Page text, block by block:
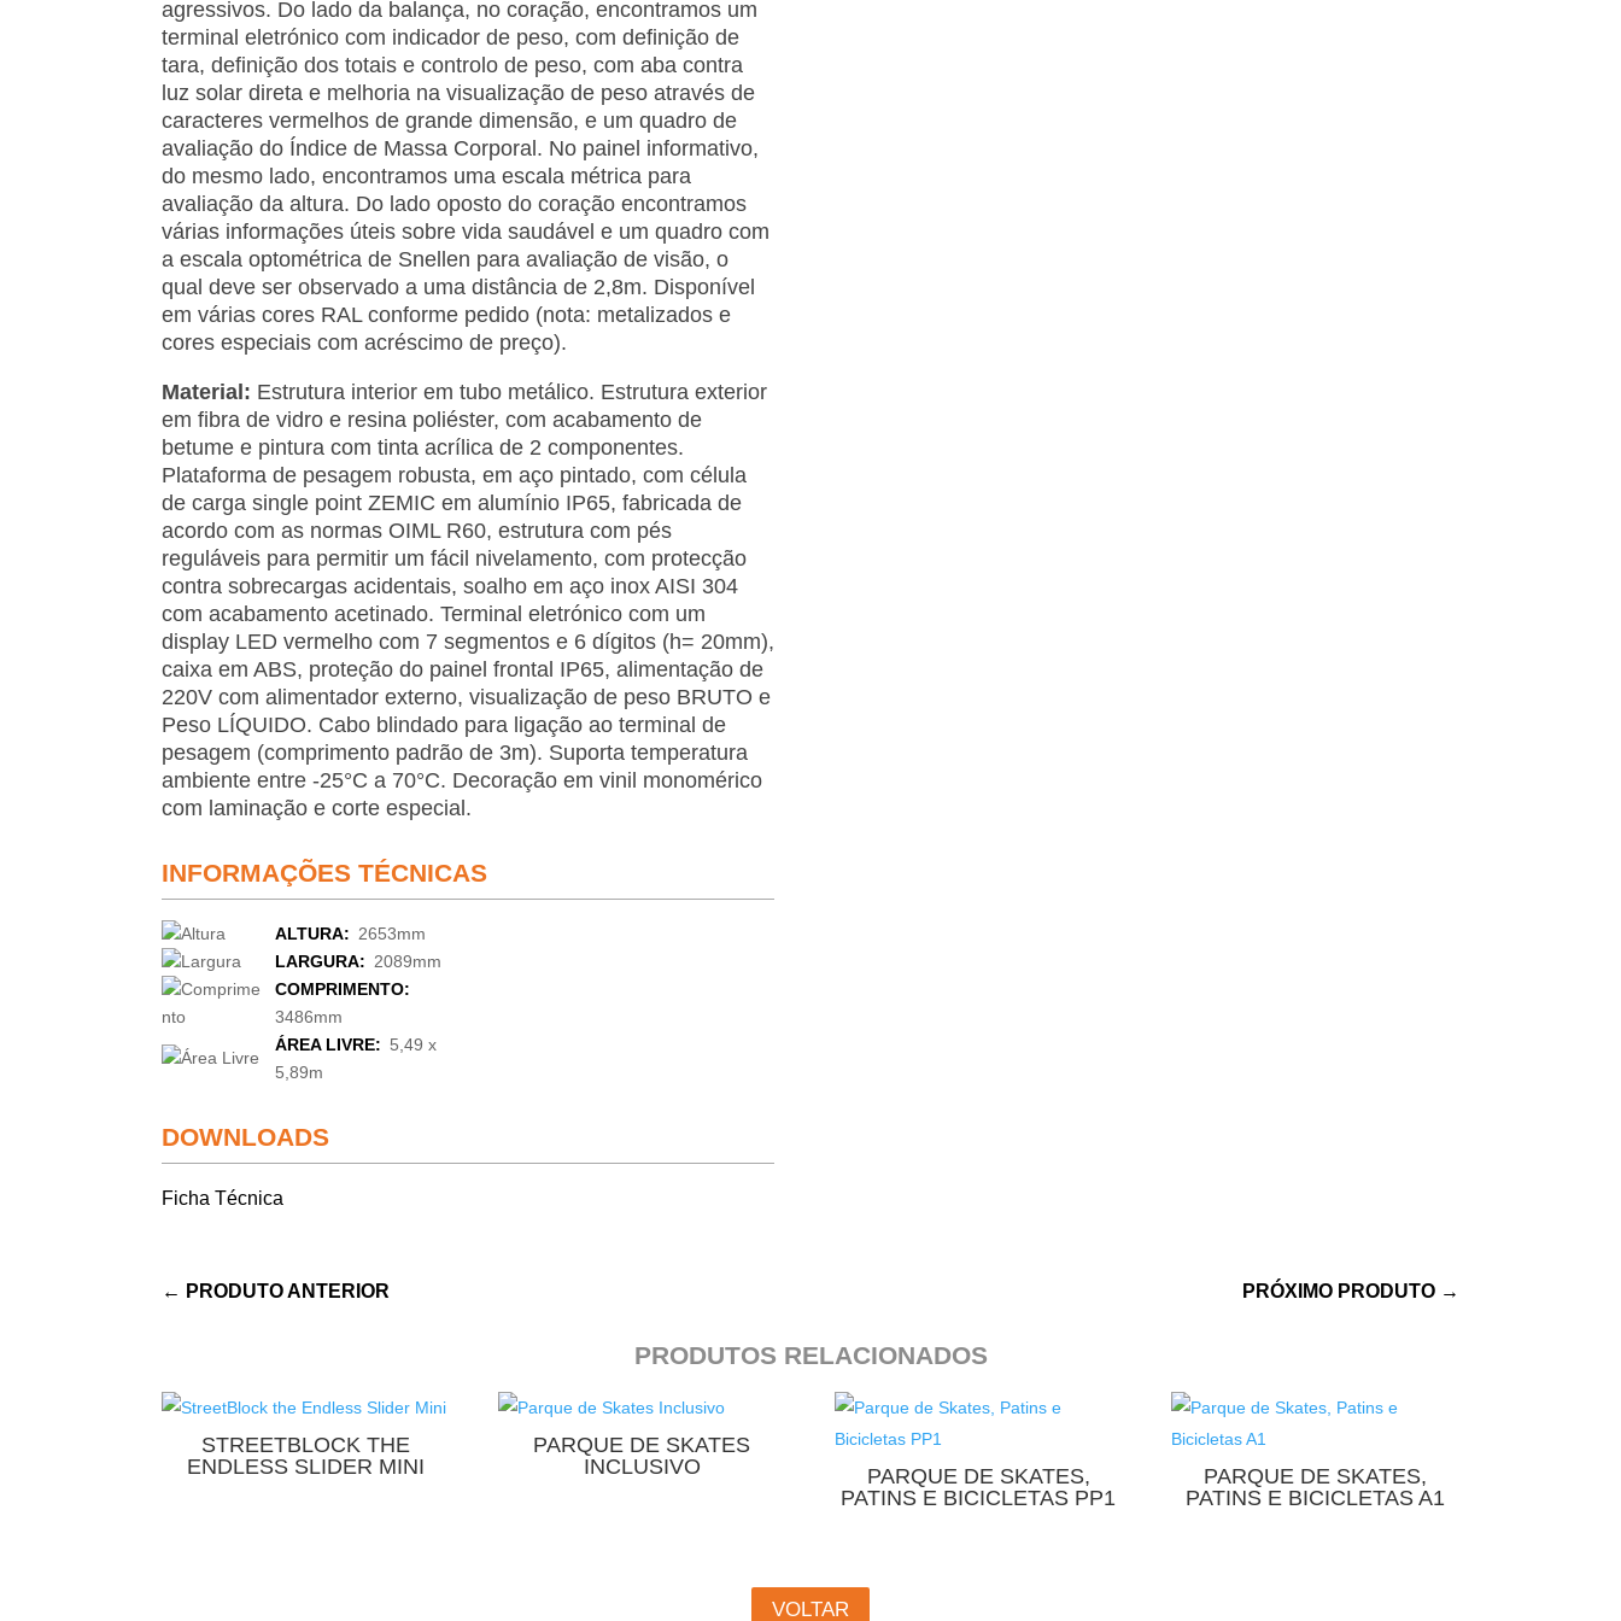
agressivos. Do lado da balança, no coração, encontramos um
terminal eletrónico com indicador de peso, com definição de
tara, definição dos totais e controlo de peso, com aba contra
luz solar direta e melhoria na visualização de peso através de
caracteres vermelhos de grande dimensão, e um quadro de
avaliação do Índice de Massa Corporal. No painel informativo,
do mesmo lado, encontramos uma escala métrica para
avaliação da altura. Do lado oposto do coração encontramos
várias informações úteis sobre vida saudável e um quadro com
a escala optométrica de Snellen para avaliação de visão, o
qual deve ser observado a uma distância de 2,8m. Disponível
em várias cores RAL conforme pedido (nota: metalizados e
cores especiais com acréscimo de preço).
Material: Estrutura interior em tubo metálico. Estrutura exterior
em fibra de vidro e resina poliéster, com acabamento de
betume e pintura com tinta acrílica de 2 componentes.
Plataforma de pesagem robusta, em aço pintado, com célula
de carga single point ZEMIC em alumínio IP65, fabricada de
acordo com as normas OIML R60, estrutura com pés
reguláveis para permitir um fácil nivelamento, com protecção
contra sobrecargas acidentais, soalho em aço inox AISI 304
com acabamento acetinado. Terminal eletrónico com um
display LED vermelho com 7 segmentos e 6 dígitos (h= 20mm),
caixa em ABS, proteção do painel frontal IP65, alimentação de
220V com alimentador externo, visualização de peso BRUTO e
Peso LÍQUIDO. Cabo blindado para ligação ao terminal de
pesagem (comprimento padrão de 3m). Suporta temperatura
ambiente entre -25°C a 70°C. Decoração em vinil monomérico
com laminação e corte especial.
INFORMAÇÕES TÉCNICAS
ALTURA: 2653mm
LARGURA: 2089mm
COMPRIMENTO:
3486mm
ÁREA LIVRE: 5,49 x
5,89m
DOWNLOADS
Ficha Técnica
← PRODUTO ANTERIOR PRÓXIMO PRODUTO→
PRODUTOS RELACIONADOS
STREETBLOCK THE
ENDLESS SLIDER MINI
PARQUE DE SKATES
INCLUSIVO
PARQUE DE SKATES,
PATINS E BICICLETAS PP1
PARQUE DE SKATES,
PATINS E BICICLETAS A1
VOLTAR